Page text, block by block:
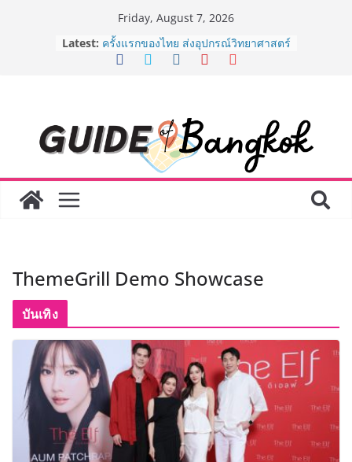
Friday, August 7, 2026
Latest: “ตลาดดอกไม้สี่มุมเมือง” ศูนย์รวมดอกไม้
สด ดอกไม้ประดิษฐ์ พวงมาลัย และสังฆ
ครั้งแรกของไทย ส่งอุปกรณ์วิทยาศาสตร์
“CE-7 MATCH” ฝีมือคนไทย ร่วมภารกิจ
สำรวจดวงจันทร์ 24 สิงหาคมนี้
8.8 “ซูเลียน” รวมพลังนักธุรกิจทั่ว
ประเทศ จัดประชุมใหญ่แห่งปี พบ CEO
ราชวงศ์” พุ่งทะยานสู่น่านฟ้า
ระดับผลิตภัณฑ์ท้องถิ่นสู่ตลาดเชิง
พาณิชย์อย่างยั่งยืน
ThemeGrill Demo Showcase
บันเทิง